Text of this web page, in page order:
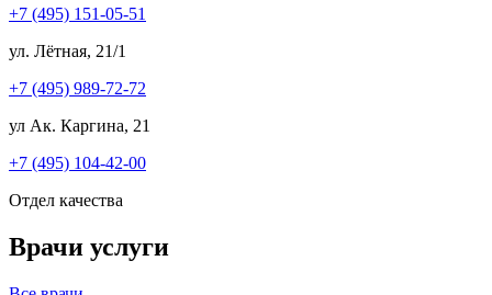
+7 (495) 151-05-51
ул. Лётная, 21/1
+7 (495) 989-72-72
ул Ак. Каргина, 21
+7 (495) 104-42-00
Отдел качества
Врачи услуги